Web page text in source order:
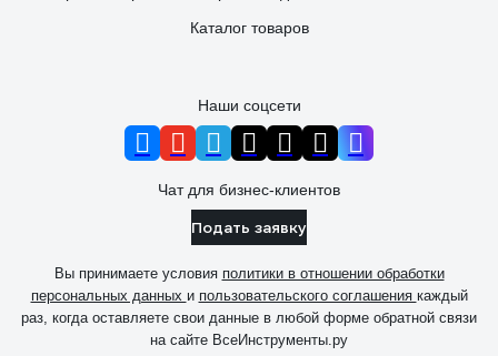
Каталог товаров
Наши соцсети
Чат для бизнес-клиентов
Подать заявку
Вы принимаете условия политики в отношении обработки
персональных данных и пользовательского соглашения каждый
раз, когда оставляете свои данные в любой форме обратной связи
на сайте ВсеИнструменты.ру